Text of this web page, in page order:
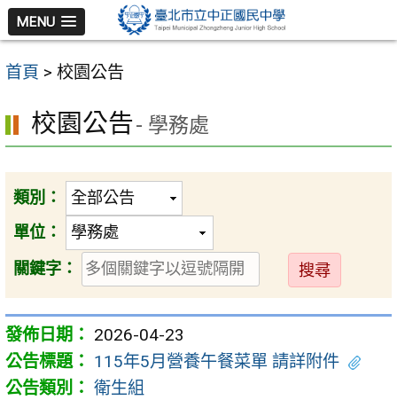
跳
至
主
內
容
區
MENU
首頁 > 校園公告
校園公告- 學務處
類別：
單位：
關鍵字：
送
出
2026-04-23
115年5月營養午餐菜單 請詳附件
衛生組